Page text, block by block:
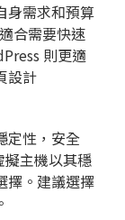
身需求和預算
合需要快速
則更適
設計
定性，安全
主機以其穩
擇。建議選擇